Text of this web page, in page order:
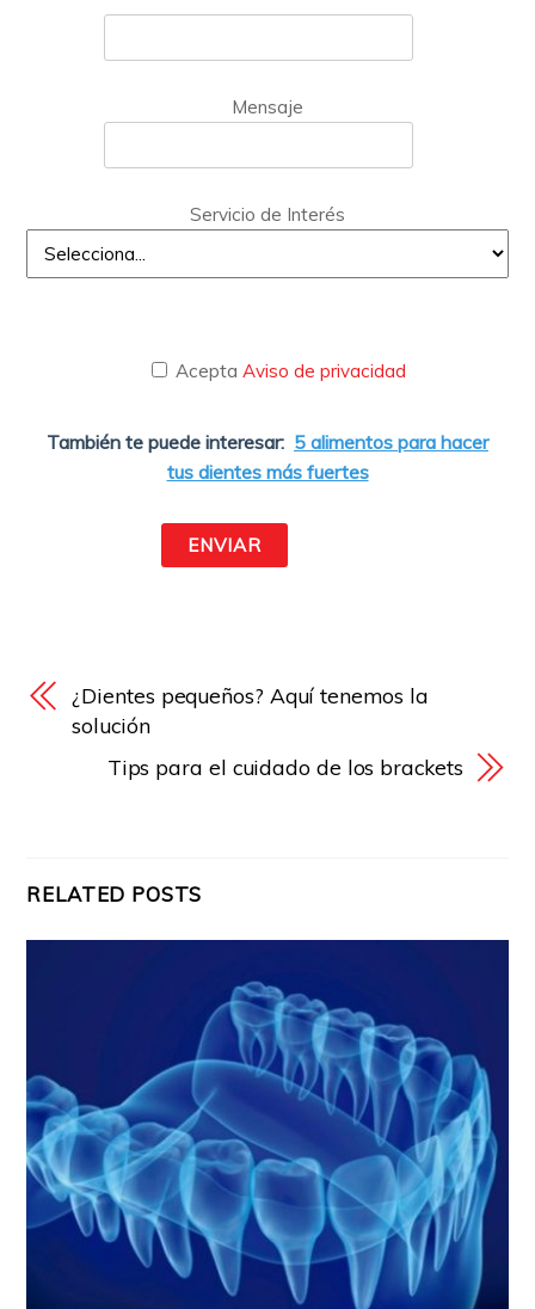
Mensaje
Servicio de Interés
Acepta Aviso de privacidad
También te puede interesar: 5 alimentos para hacer
tus dientes más fuertes
¿Dientes pequeños? Aquí tenemos la
solución
Tips para el cuidado de los brackets
RELATED POSTS